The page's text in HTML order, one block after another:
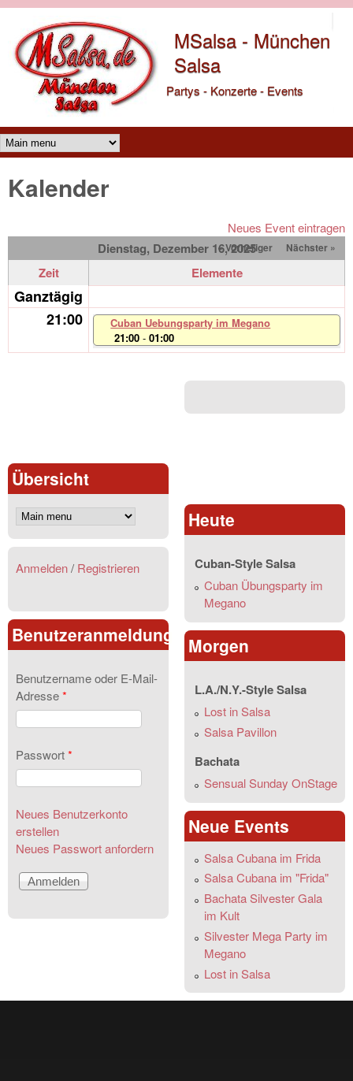
MSalsa - München
Salsa
Partys - Konzerte - Events
Main menu
Kalender
Neues Event eintragen
Dienstag, Dezember 16, 2025
« Vorheriger Nächster »
Zeit Elemente
Ganztägig
21:00
Cuban Uebungsparty im Megano
21:00 -01:00
Übersicht
Anmelden/ Registrieren
Benutzeranmeldung
Benutzername oder E-Mail-
Adresse*
Passwort*
Neues Benutzerkonto
erstellen
Neues Passwort anfordern
Heute
Cuban-Style Salsa
Cuban Übungsparty im
Megano
Morgen
L.A./N.Y.-Style Salsa
Lost in Salsa
Salsa Pavillon
Bachata
Sensual Sunday OnStage
Neue Events
Salsa Cubana im Frida
Salsa Cubana im "Frida"
Bachata Silvester Gala
im Kult
Silvester Mega Party im
Megano
Lost in Salsa